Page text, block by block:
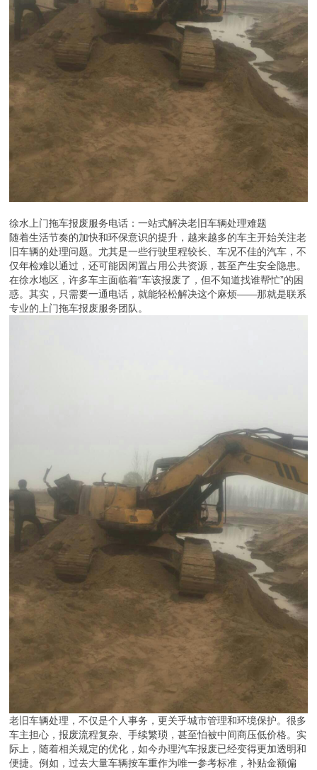
徐水上门拖车报废服务电话：一站式解决老旧车辆处理难题
随着生活节奏的加快和环保意识的提升，越来越多的车主开始关注老
旧车辆的处理问题。尤其是一些行驶里程较长、车况不佳的汽车，不
仅年检难以通过，还可能因闲置占用公共资源，甚至产生安全隐患。
在徐水地区，许多车主面临着“车该报废了，但不知道找谁帮忙”的困
惑。其实，只需要一通电话，就能轻松解决这个麻烦——那就是联系
专业的上门拖车报废服务团队。
老旧车辆处理，不仅是个人事务，更关乎城市管理和环境保护。很多
车主担心，报废流程复杂、手续繁琐，甚至怕被中间商压低价格。实
际上，随着相关规定的优化，如今办理汽车报废已经变得更加透明和
便捷。例如，过去大量车辆按车重作为唯一参考标准，补贴金额偏